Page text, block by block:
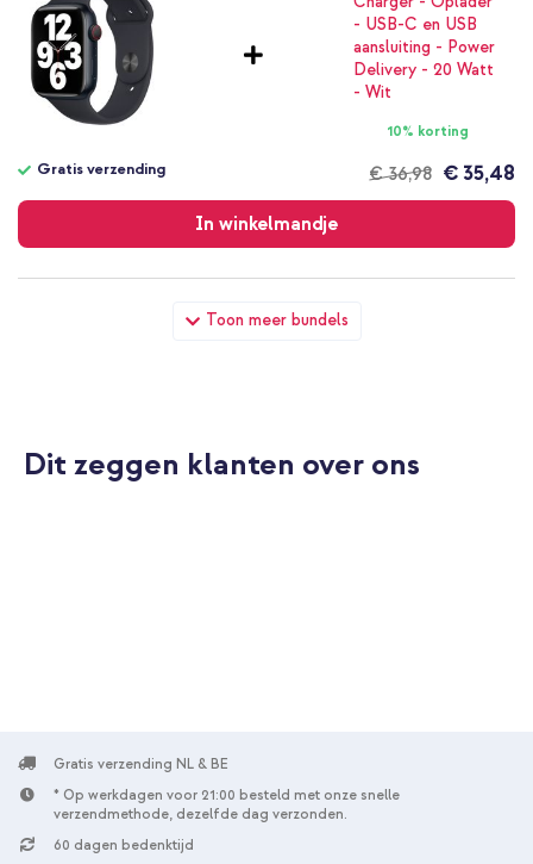
Toon meer bundels
10% korting
€ 36,98
Gratis verzending € 35,48
In winkelmandje
verzending
Apple Sport Band Apple Watch | 44/45/46/49 mm - Maat XL -
Midnight + Full Cover Hardcase Apple Watch 4 / 5 / 6 / SE - 44
Dit zeggen klanten over ons
Gratis verzending NL & BE
* Op werkdagen voor 21:00 besteld met onze snelle
verzendmethode, dezelfde dag verzonden.
60 dagen bedenktijd